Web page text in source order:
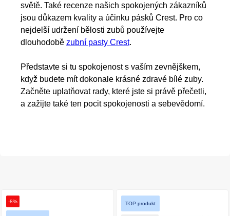
světě. Také recenze našich spokojených zákazníků
jsou důkazem kvality a účinku pásků Crest. Pro co
nejdelší udržení bělosti zubů používejte
dlouhodobě zubní pasty Crest.
Představte si tu spokojenost s vaším zevnějškem,
když budete mít dokonale krásné zdravé bílé zuby.
Začněte uplatňovat rady, které jste si právě přečetli,
a zažijte také ten pocit spokojenosti a sebevědomí.
-8% TOP produkt